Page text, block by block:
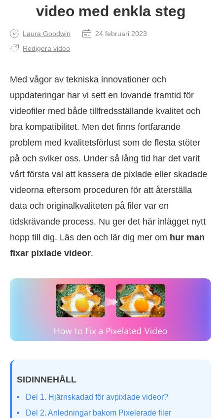
video med enkla steg
Laura Goodwin
24 februari 2023
Redigera video
Med vågor av tekniska innovationer och
uppdateringar har vi sett en lovande framtid för
videofiler med både tillfredsställande kvalitet och
bra kompatibilitet. Men det finns fortfarande
problem med kvalitetsförlust som de flesta stöter
på och sviker oss. Under så lång tid har det varit
vårt första val att kassera de pixlade eller skadade
videorna eftersom proceduren för att återställa
data och originalkvaliteten på filer var en
tidskrävande process. Nu ger det här inlägget nytt
hopp till dig. Läs den och lär dig mer om hur man
fixar pixlade videor.
SIDINNEHÅLL
Del 1. Hjärnskadad för avpixlade videor?
Del 2. Anledningar bakom Pixelerade filer